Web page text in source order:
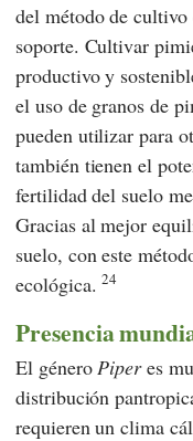
del método de
soporte. Cultivar
productivo y
el uso de granos de
pueden utilizar para
también tienen el
fertilidad del suelo
Gracias al mejor
suelo, con este
ecológica.24
Presencia
El géneroPiperes
distribución
requieren un clima